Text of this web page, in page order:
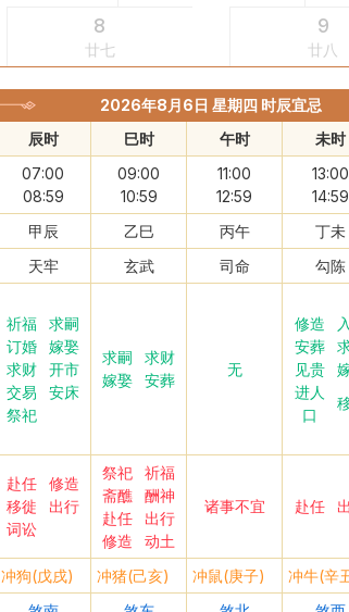
8
廿七
9
廿八
2026年8月6日 星期四 时辰宜忌
辰时 巳时 午时 未时
07:00
08:59
09:00
10:59
11:00
12:59
13:00
14:59
甲辰 乙巳 丙午 丁未
天牢 玄武 司命 勾陈
祈福
求嗣
订婚
嫁娶
求财
开市
交易
安床
祭祀
求嗣
求财
嫁娶
安葬
无
修造
安葬
见贵
进人
口
赴任
修造
移徙
出行
词讼
祭祀
祈福
斋醮
酬神
赴任
出行
修造
动土
诸事不宜 赴任
冲狗(戊戌) 冲猪(己亥) 冲鼠(庚子) 冲牛(辛